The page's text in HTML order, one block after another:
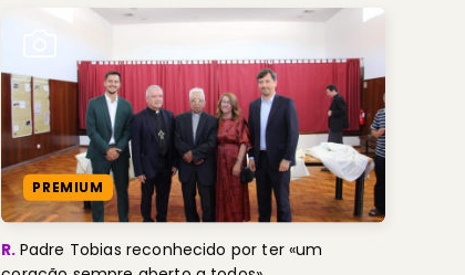
PREMIUM
R. Padre Tobias reconhecido por ter «um